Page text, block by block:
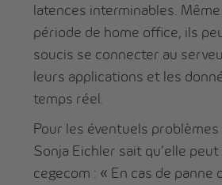
latences interminables.
période de home office, ils
soucis se connecter au
leurs applications et les
temps réel.
Pour les éventuels
Sonja Eichler sait qu’elle
cegecom : « En cas de panne